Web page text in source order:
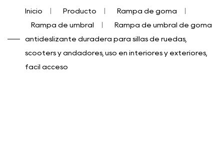
Inicio Producto Rampa de goma
Rampa de umbral Rampa de umbral de goma
antideslizante duradera para sillas de ruedas,
scooters y andadores, uso en interiores y exteriores,
fácil acceso